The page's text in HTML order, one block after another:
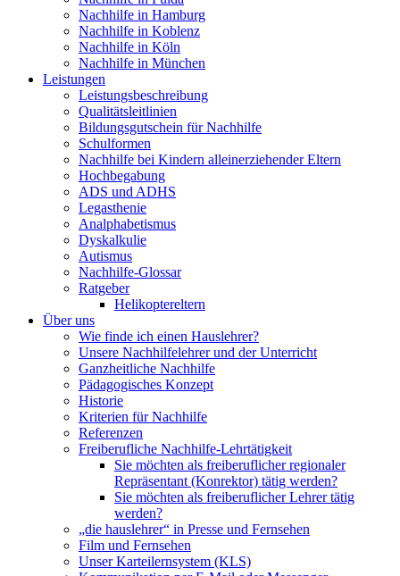
Nachhilfe in Hamburg
Nachhilfe in Koblenz
Nachhilfe in Köln
Nachhilfe in München
Leistungen
Leistungsbeschreibung
Qualitätsleitlinien
Bildungsgutschein für Nachhilfe
Schulformen
Nachhilfe bei Kindern alleinerziehender Eltern
Hochbegabung
ADS und ADHS
Legasthenie
Analphabetismus
Dyskalkulie
Autismus
Nachhilfe-Glossar
Ratgeber
Helikoptereltern
Über uns
Wie finde ich einen Hauslehrer?
Unsere Nachhilfelehrer und der Unterricht
Ganzheitliche Nachhilfe
Pädagogisches Konzept
Historie
Kriterien für Nachhilfe
Referenzen
Freiberufliche Nachhilfe-Lehrtätigkeit
Sie möchten als freiberuflicher regionaler
Repräsentant (Konrektor) tätig werden?
Sie möchten als freiberuflicher Lehrer tätig
werden?
„die hauslehrer“ in Presse und Fernsehen
Film und Fernsehen
Unser Karteilernsystem (KLS)